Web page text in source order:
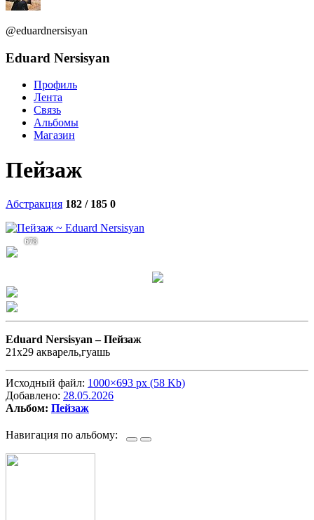
@eduardnersisyan
Eduard Nersisyan
Профиль
Лента
Связь
Альбомы
Магазин
Пейзаж
Абстракция 182 / 185 0
678
Eduard Nersisyan –Пейзаж
21x29 акварель,гуашь
Исходный файл: 1000×693 px (58 Kb)
Добавлено: 28.05.2026
Альбом: Пейзаж
Навигация по альбому: